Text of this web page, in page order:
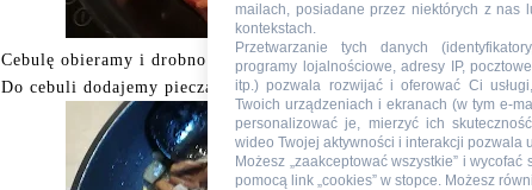
Cebulę obieramy i drobno kroimy prużymy na rozgrzanym oleju.
Do cebuli dodajemy pieczarki przyprawiamy pieprzem oraz solą.
mailach, posiadane przez niektórych z nas
kontekstach.
Przetwarzanie tych danych
programy lojalnościowe, adresy IP,
itp.) pozwala rozwijać i oferować Ci
Twoich urządzeniach i ekranach (w tym e-
personalizować je, mierzyć ich
wideo Twojej aktywności i interakcji pozwala
Możesz „zaakceptować wszystkie” i
pomocą link „cookies” w stopce. Możesz